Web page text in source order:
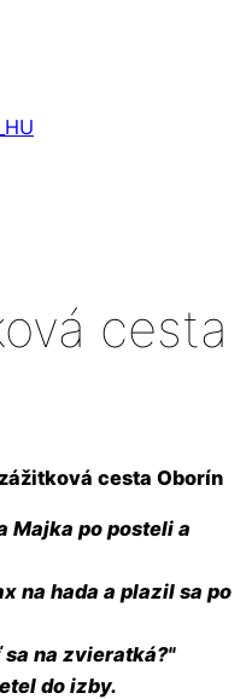
cesta
cesta Oborín
Majka po posteli a
na hada a plazil sa po
na zvieratká?"
do izby.